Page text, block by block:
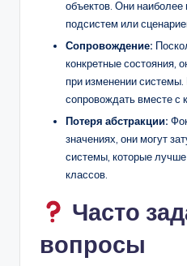
объектов. Они наиболее
подсистем или
Сопровождение:
конкретные состояния,
при изменении
сопровождать вместе с
Потеря абстракции:
значениях, они могут
системы, которые
классов.
Часто
вопросы